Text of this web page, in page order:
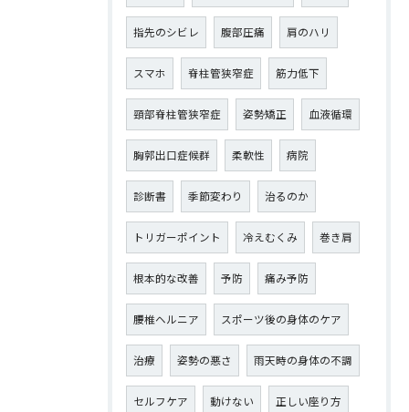
指先のシビレ 腹部圧痛 肩のハリ
スマホ 脊柱管狭窄症 筋力低下
頸部脊柱管狭窄症 姿勢矯正 血液循環
胸郭出口症候群 柔軟性 病院
診断書 季節変わり 治るのか
トリガーポイント 冷えむくみ 巻き肩
根本的な改善 予防 痛み予防
腰椎ヘルニア スポーツ後の身体のケア
治療 姿勢の悪さ 雨天時の身体の不調
セルフケア 動けない 正しい座り方